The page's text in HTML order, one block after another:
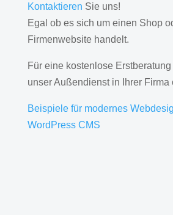
Kontaktieren Sie uns!
Egal ob es sich um einen Shop
Firmenwebsite handelt.
Für eine kostenlose
unser Außendienst in Ihrer Firma
Beispiele für modernes
WordPress CMS